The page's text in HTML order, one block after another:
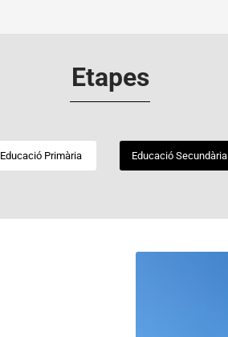
Etapes
Educació Primària Educació Secundària